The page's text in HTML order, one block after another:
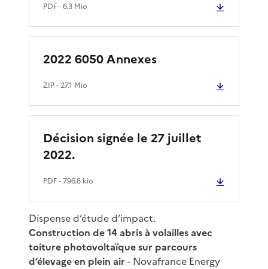
PDF- 6.3 Mio
2022 6050 Annexes
ZIP- 27.1 Mio
Décision signée le 27 juillet
2022.
PDF- 796.8 kio
Dispense d’étude d’impact.
Construction de 14 abris à volailles avec
toiture photovoltaïque sur parcours
d’élevage en plein air - Novafrance Energy